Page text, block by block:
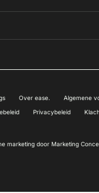
Over ease.
Algemene
Privacybeleid
marketing door Marketing